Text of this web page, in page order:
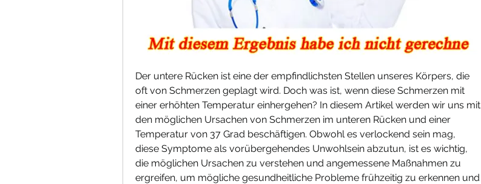
Der untere Rücken ist eine der empfindlichsten Stellen unseres Körpers, die
oft von Schmerzen geplagt wird. Doch was ist, wenn diese Schmerzen mit
einer erhöhten Temperatur einhergehen? In diesem Artikel werden wir uns mit
den möglichen Ursachen von Schmerzen im unteren Rücken und einer
Temperatur von 37 Grad beschäftigen. Obwohl es verlockend sein mag,
diese Symptome als vorübergehendes Unwohlsein abzutun, ist es wichtig,
die möglichen Ursachen zu verstehen und angemessene Maßnahmen zu
ergreifen, um mögliche gesundheitliche Probleme frühzeitig zu erkennen und